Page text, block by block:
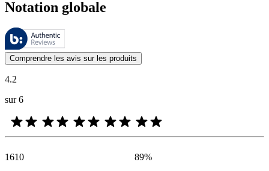
Notation globale
Ces évaluations sont gérées par Bazaarvoice et sont conformes à la
Les avis des clients exprimés sous forme d'évaluations de produits
Comprendre les avis sur les produits
4.2
sur 6
1610
89%